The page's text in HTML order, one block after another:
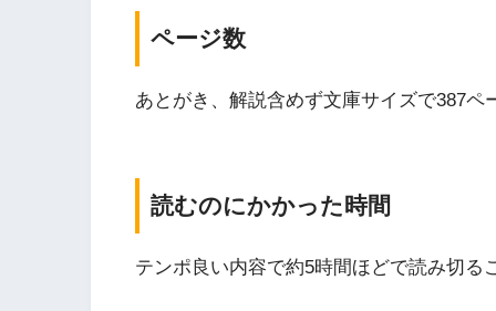
ページ数
あとがき、解説含めず文庫サイズで387ペ
読むのにかかった時間
テンポ良い内容で約5時間ほどで読み切る